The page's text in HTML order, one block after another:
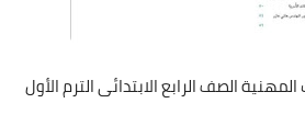
الصف الرابع الابتدائى الترم الأول